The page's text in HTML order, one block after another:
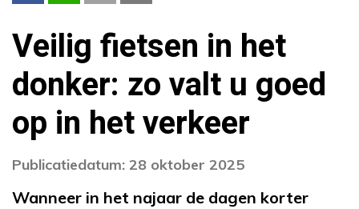
Veilig fietsen in het
donker: zo valt u goed
op in het verkeer
Publicatiedatum: 28 oktober 2025
Wanneer in het najaar de dagen korter